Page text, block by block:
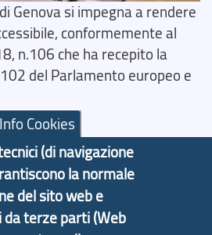
Genova si impegna a rendere
conformemente al
n.106 che ha recepito la
del Parlamento europeo e
Info Cookies
(di navigazione
la normale
del sito web e
terze parti (Web